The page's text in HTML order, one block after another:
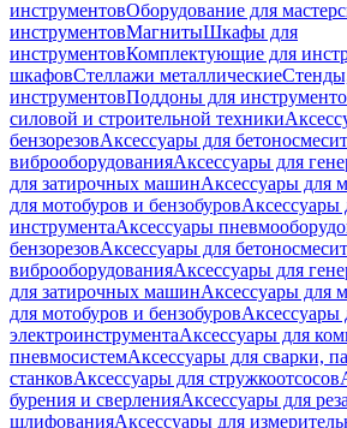
инструментовОборудование для
инструментовМагнитыШкафы для
инструментовКомплектующие для
шкафовСтеллажи металлические
инструментовПоддоны для
силовой и строительной техники
бензорезовАксессуары для
виброоборудованияАксессуары для
для затирочных машинАксессуары для
для мотобуров и бензобуровАксессуары
инструментаАксессуары
бензорезовАксессуары для
виброоборудованияАксессуары для
для затирочных машинАксессуары для
для мотобуров и бензобуровАксессуары
электроинструментаАксессуары для
пневмосистемАксессуары для сварки,
станковАксессуары для стружкоотсосов
бурения и сверленияАксессуары для
шлифованияАксессуары для